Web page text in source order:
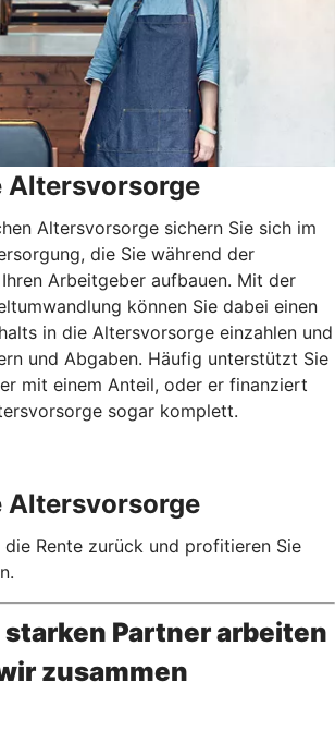
Altersvorsorge
Altersvorsorge sichern Sie sich im
die Sie während der
Arbeitgeber aufbauen. Mit der
können Sie dabei einen
in die Altersvorsorge einzahlen und
und Abgaben. Häufig unterstützt Sie
mit einem Anteil, oder er finanziert
sogar komplett.
Altersvorsorge
die Rente zurück und profitieren Sie
Partner arbeiten
zusammen